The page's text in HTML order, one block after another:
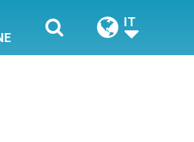
IT